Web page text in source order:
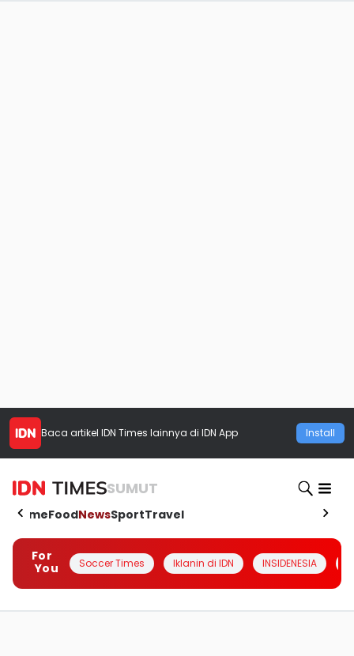
Baca artikel IDN Times lainnya di IDN App Install
SUMUT
HomeFoodNewsSportTravel
For
You
Soccer Times Iklanin di IDN INSIDENESIA